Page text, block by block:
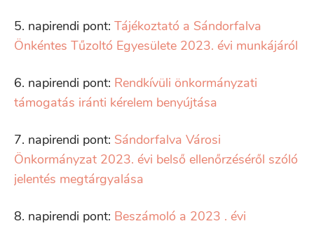
5. napirendi pont: Tájékoztató a Sándorfalva
Önkéntes Tűzoltó Egyesülete 2023. évi munkájáról
6. napirendi pont: Rendkívüli önkormányzati
támogatás iránti kérelem benyújtása
7. napirendi pont: Sándorfalva Városi
Önkormányzat 2023. évi belső ellenőrzéséről szóló
jelentés megtárgyalása
8. napirendi pont: Beszámoló a 2023 . évi